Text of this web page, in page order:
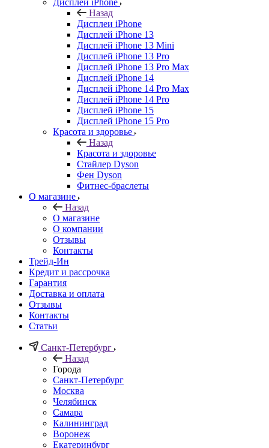
Дисплеи iPhone
Назад
Дисплеи iPhone
Дисплей iPhone 13
Дисплей iPhone 13 Mini
Дисплей iPhone 13 Pro
Дисплей iPhone 13 Pro Max
Дисплей iPhone 14
Дисплей iPhone 14 Pro Max
Дисплей iPhone 14 Pro
Дисплей iPhone 15
Дисплей iPhone 15 Pro
Красота и здоровье
Назад
Красота и здоровье
Стайлер Dyson
Фен Dyson
Фитнес-браслеты
О магазине
Назад
О магазине
О компании
Отзывы
Контакты
Трейд-Ин
Кредит и рассрочка
Гарантия
Доставка и оплата
Отзывы
Контакты
Статьи
Санкт-Петербург
Назад
Города
Санкт-Петербург
Москва
Челябинск
Самара
Калининград
Воронеж
Екатеринбург